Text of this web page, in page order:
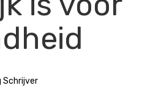
Schrijver